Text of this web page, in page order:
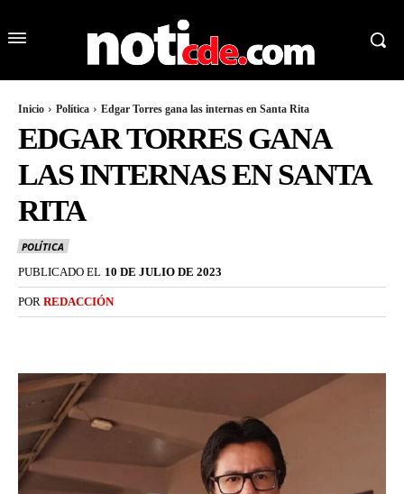
Inicio Política Edgar Torres gana las internas en Santa Rita
EDGAR TORRES GANA
LAS INTERNAS EN SANTA
RITA
POLÍTICA
PUBLICADO EL 10 DE JULIO DE 2023
POR REDACCIÓN